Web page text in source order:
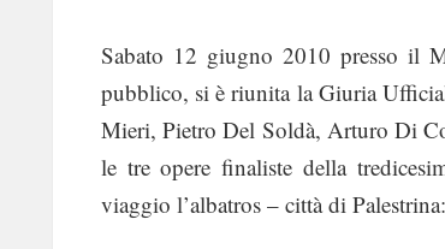
Sabato 12 giugno 2010 presso il
pubblico, si è riunita la Giuria
Mieri, Pietro Del Soldà, Arturo Di
le tre opere finaliste della
viaggio l’albatros – città di Palestrina: